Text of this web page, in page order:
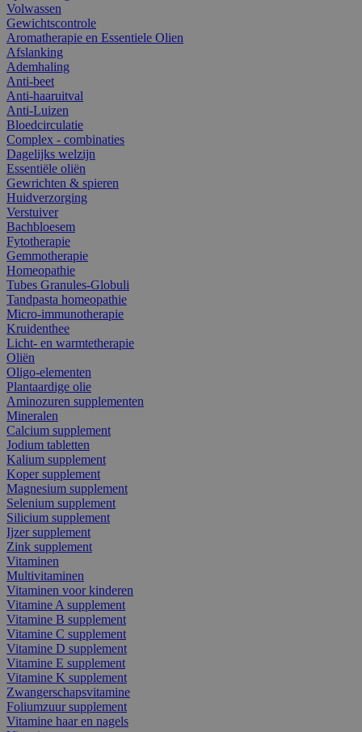
Volwassen
Gewichtscontrole
Aromatherapie en Essentiele Olien
Afslanking
Ademhaling
Anti-beet
Anti-haaruitval
Anti-Luizen
Bloedcirculatie
Complex - combinaties
Dagelijks welzijn
Essentiële oliën
Gewrichten & spieren
Huidverzorging
Verstuiver
Bachbloesem
Fytotherapie
Gemmotherapie
Homeopathie
Tubes Granules-Globuli
Tandpasta homeopathie
Micro-immunotherapie
Kruidenthee
Licht- en warmtetherapie
Oliën
Oligo-elementen
Plantaardige olie
Aminozuren supplementen
Mineralen
Calcium supplement
Jodium tabletten
Kalium supplement
Koper supplement
Magnesium supplement
Selenium supplement
Silicium supplement
Ijzer supplement
Zink supplement
Vitaminen
Multivitaminen
Vitaminen voor kinderen
Vitamine A supplement
Vitamine B supplement
Vitamine C supplement
Vitamine D supplement
Vitamine E supplement
Vitamine K supplement
Zwangerschapsvitamine
Foliumzuur supplement
Vitamine haar en nagels